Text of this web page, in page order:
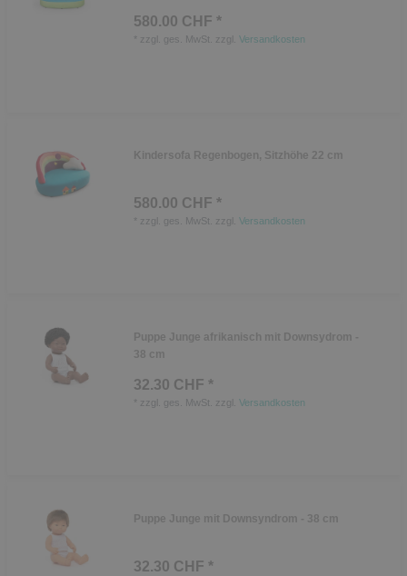
580.00 CHF *
zzgl. ges. MwSt. zzgl. Versandkosten
Kindersofa Regenbogen, Sitzhöhe 22 cm
580.00 CHF *
zzgl. ges. MwSt. zzgl. Versandkosten
Puppe Junge afrikanisch mit Downsydrom -
38 cm
32.30 CHF *
zzgl. ges. MwSt. zzgl. Versandkosten
Puppe Junge mit Downsyndrom - 38 cm
32.30 CHF *